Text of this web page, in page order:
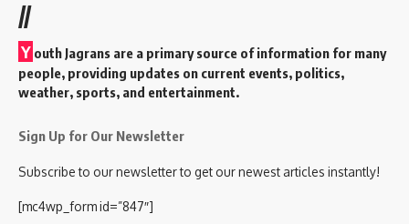
//
Y outh Jagrans are a primary source of information for many
people, providing updates on current events, politics,
weather, sports, and entertainment.
Sign Up for Our Newsletter
Subscribe to our newsletter to get our newest articles instantly!
[mc4wp_form id=”847″]